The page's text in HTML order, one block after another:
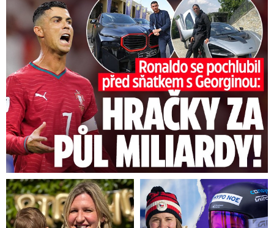
Ronaldo se pochlubil před sňatkem: Hračky za půl miliardy!